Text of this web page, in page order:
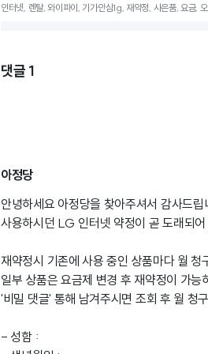
인터넷, 렌탈, 와이파이, 기가안심1g, 재약정, 사은품, 요금,
댓글 1
아정당
안녕하세요 아정당을 찾아주셔서 감사드
사용하시던 LG 인터넷 약정이 곧 도래되
재약정시 기존에 사용 중인 상품마다 월
일부 상품은 요금제 변경 후 재약정이 가
'비밀 댓글' 통해 남겨주시면 조회 후 월 청
- 성함 :